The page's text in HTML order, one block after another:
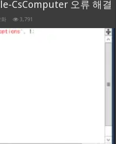
CsComputer 오류 해결
화 3,791